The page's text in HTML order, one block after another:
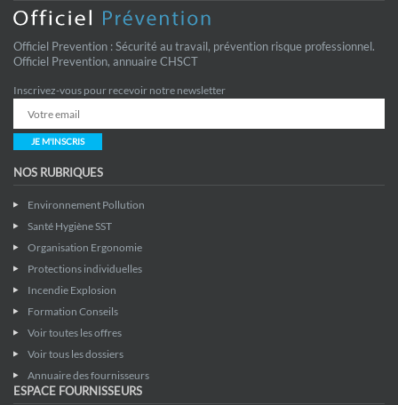
Officiel Prevention : Sécurité au travail, prévention risque professionnel.
Officiel Prevention, annuaire CHSCT
Inscrivez-vous pour recevoir notre newsletter
JE M'INSCRIS
NOS RUBRIQUES
Environnement Pollution
Santé Hygiène SST
Organisation Ergonomie
Protections individuelles
Incendie Explosion
Formation Conseils
Voir toutes les offres
Voir tous les dossiers
Annuaire des fournisseurs
ESPACE FOURNISSEURS